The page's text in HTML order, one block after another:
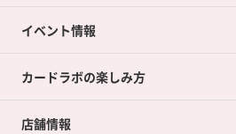
イベント情報
カードラボの楽しみ方
店舗情報